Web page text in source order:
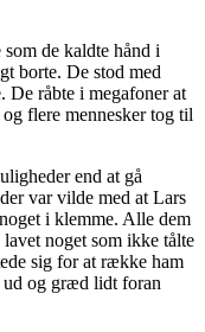
de kaldte hånd i
borte. De stod med
De råbte i megafoner at
flere mennesker tog til
end at gå
var vilde med at Lars
i klemme. Alle dem
noget som ikke tålte
sig for at række ham
ud og græd lidt foran